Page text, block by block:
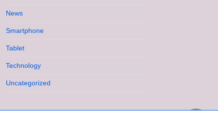
News
Smartphone
Tablet
Technology
Uncategorized